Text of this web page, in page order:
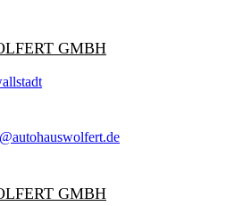
GMBH
GMBH